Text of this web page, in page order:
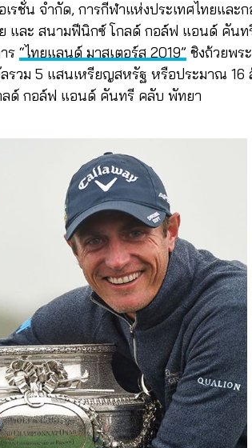
รชั่น จำกัด, การกีฬาแห่งประเทศไทยแล
ย และ สนามฟีนิกซ์ โกลด์ กอล์ฟ แอนด์ คัน
ร “ไทยแลนด์ มาสเตอร์ส 2019” ชิงถ้วยพร
รวม 5 แสนเหรียญสหรัฐ หรือประมาณ 16
ด์ กอล์ฟ แอนด์ คันทรี คลับ พัทยา